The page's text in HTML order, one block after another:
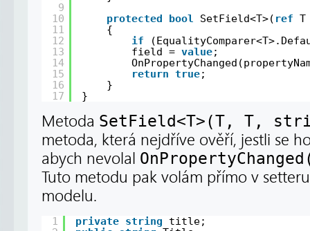
9
10
11
12
13
14
15
16
17
protected
bool SetField<T>( ref
{
if
field = value;
return true;
}
}
Metoda SetField<T>(T, T,
metoda, která nejdříve ověří, jestli se
abych nevolal
Tuto metodu pak volám přímo v
modelu.
1
private string
title;